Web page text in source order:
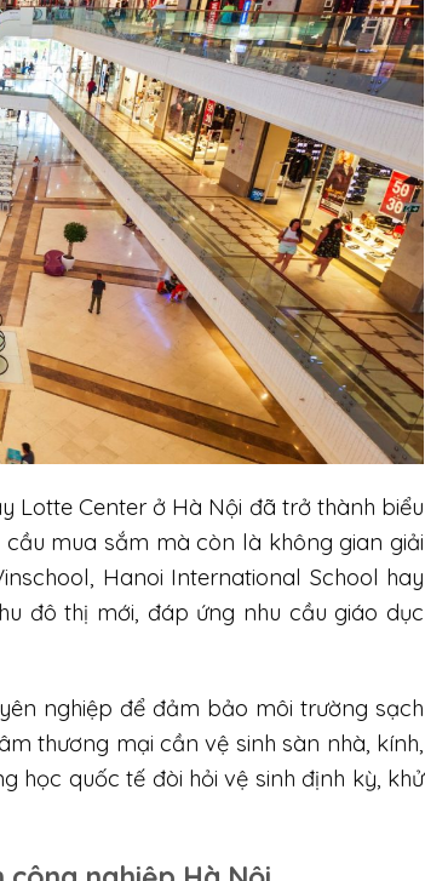
Lotte Center ở Hà Nội đã trở thành biểu
mua sắm mà còn là không gian giải
Hanoi International School hay
đô thị mới, đáp ứng nhu cầu giáo dục
nghiệp để đảm bảo môi trường sạch
thương mại cần vệ sinh sàn nhà, kính,
học quốc tế đòi hỏi vệ sinh định kỳ, khử